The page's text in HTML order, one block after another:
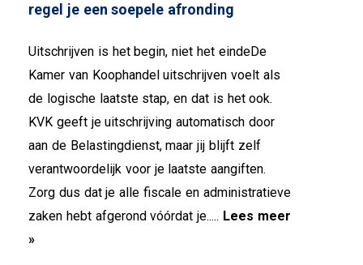
regel je een soepele afronding
Uitschrijven is het begin, niet het eindeDe
Kamer van Koophandel uitschrijven voelt als
de logische laatste stap, en dat is het ook.
KVK geeft je uitschrijving automatisch door
aan de Belastingdienst, maar jij blijft zelf
verantwoordelijk voor je laatste aangiften.
Zorg dus dat je alle fiscale en administratieve
zaken hebt afgerond vóórdat je..... Lees meer
»